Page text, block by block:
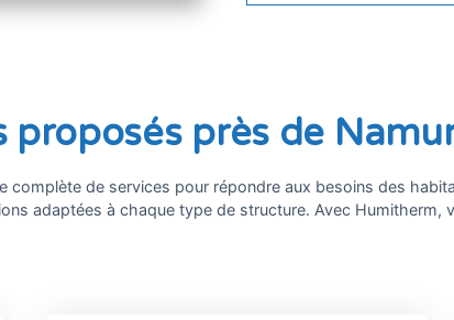
proposés près de
complète de services pour répondre aux besoins des
adaptées à chaque type de structure. Avec Humitherm,